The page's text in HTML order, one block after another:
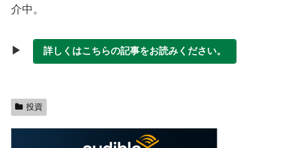
介中。
▶ 詳しくはこちらの記事をお読みください。
投資